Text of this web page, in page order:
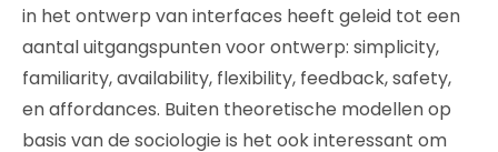
in het ontwerp van interfaces heeft geleid tot een
aantal uitgangspunten voor ontwerp: simplicity,
familiarity, availability, flexibility, feedback, safety,
en affordances. Buiten theoretische modellen op
basis van de sociologie is het ook interessant om